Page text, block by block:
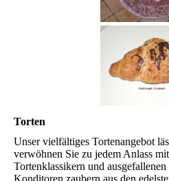
Torten
Unser vielfältiges Tortenangebot
verwöhnen Sie zu jedem Anlass
Tortenklassikern und
Konditoren zaubern aus den